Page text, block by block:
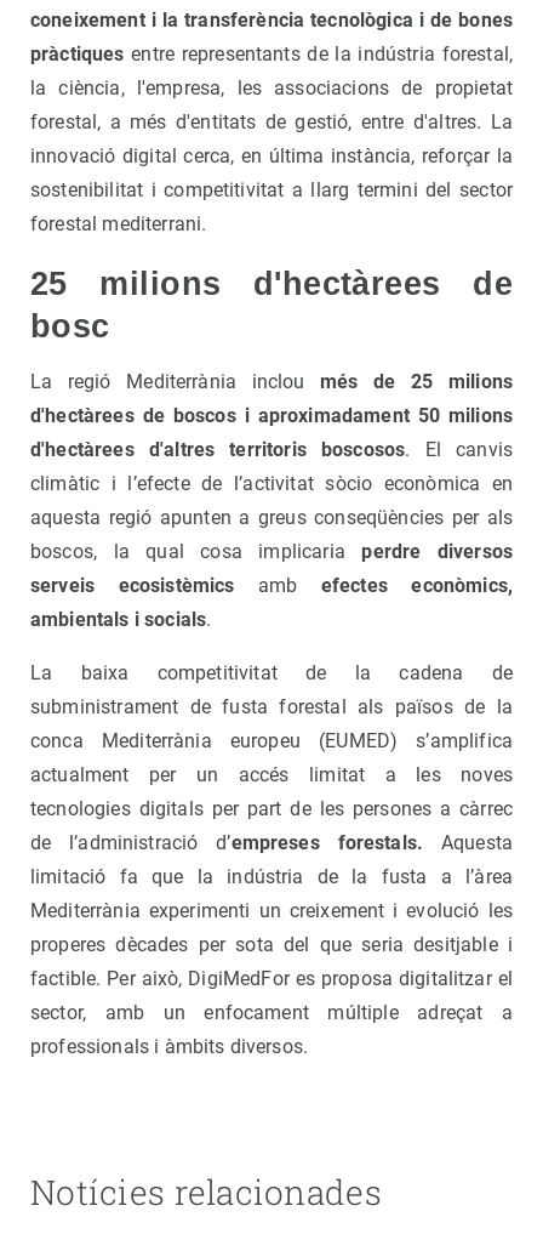
coneixement i la transferència tecnològica i de bones
pràctiques entre representants de la indústria forestal,
la ciència, l'empresa, les associacions de propietat
forestal, a més d'entitats de gestió, entre d'altres. La
innovació digital cerca, en última instància, reforçar la
sostenibilitat i competitivitat a llarg termini del sector
forestal mediterrani.
25 milions d'hectàrees de
bosc
La regió Mediterrània incloumés de 25 milions
d'hectàrees de boscos i aproximadament 50 milions
d'hectàrees d'altres territoris boscosos. El canvis
climàtic i l’efecte de l’activitat sòcio econòmica en
aquesta regió apunten a greus conseqüències per als
boscos, la qual cosa implicariaperdre diversos
serveis ecosistèmics amb efectes econòmics,
ambientals i socials.
La baixa competitivitat de la cadena de
subministrament de fusta forestal als països de la
conca Mediterrània europeu (EUMED) s’amplifica
actualment per un accés limitat a les noves
tecnologies digitals per part de les persones a càrrec
de l’administració d’empreses forestals. Aquesta
limitació fa que la indústria de la fusta a l’àrea
Mediterrània experimenti un creixement i evolució les
properes dècades per sota del que seria desitjable i
factible. Per això, DigiMedFor es proposa digitalitzar el
sector, amb un enfocament múltiple adreçat a
professionals i àmbits diversos.
Notícies relacionades